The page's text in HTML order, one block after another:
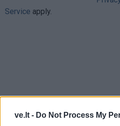
ve.lt - Do Not Process My
Service apply.